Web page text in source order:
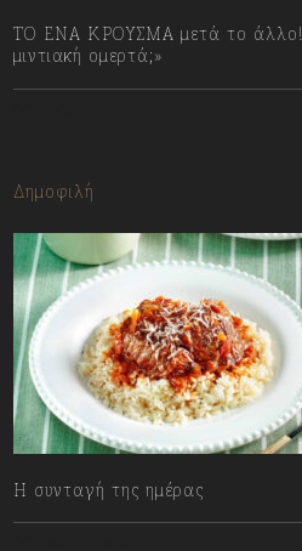
ΤΟ ΕΝΑ ΚΡΟΥΣΜΑ μετά το άλλο!
μιντιακή ομερτά;»
Δημοφιλή
Η συνταγή της ημέρας